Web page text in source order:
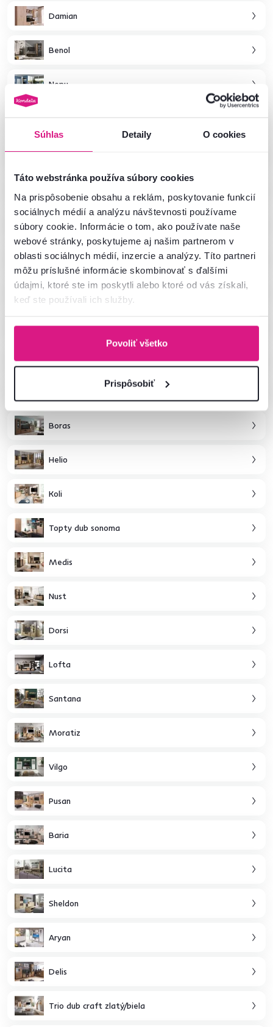
Súhlas Detaily O cookies
Táto webstránka používa súbory cookies
Na prispôsobenie obsahu a reklám, poskytovanie funkcií
sociálnych médií a analýzu návštevnosti používame
súbory cookie. Informácie o tom, ako používate naše
webové stránky, poskytujeme aj našim partnerom v
oblasti sociálnych médií, inzercie a analýzy. Títo partneri
môžu príslušné informácie skombinovať s ďalšími
údajmi, ktoré ste im poskytli alebo ktoré od vás získali,
keď ste používali ich služby.
Povoliť všetko
Prispôsobiť
Damian
Benol
Nepu
Conrad
Vivala
Safari
Boras
Helio
Koli
Topty dub sonoma
Medis
Nust
Dorsi
Lofta
Santana
Moratiz
Vilgo
Pusan
Baria
Lucita
Sheldon
Aryan
Delis
Trio dub craft zlatý/biela